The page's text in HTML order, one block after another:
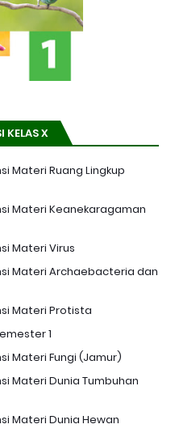
KELAS X
Materi Ruang Lingkup
Materi Keanekaragaman
Materi Virus
Materi Archaebacteria dan
Materi Protista
1
Materi Fungi (Jamur)
Materi Dunia Tumbuhan
Materi Dunia Hewan